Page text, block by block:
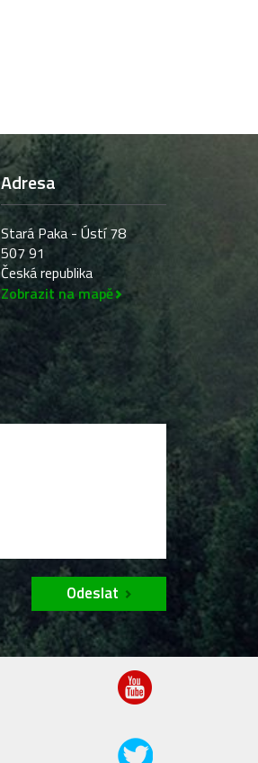
Adresa
Stará Paka - Ústí 78
507 91
Česká republika
Zobrazit na mapě
Odeslat